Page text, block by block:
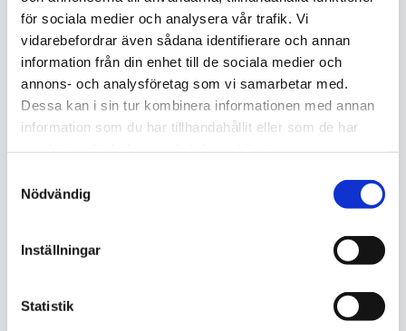
för sociala medier och analysera vår trafik. Vi
vidarebefordrar även sådana identifierare och annan
information från din enhet till de sociala medier och
annons- och analysföretag som vi samarbetar med.
Dessa kan i sin tur kombinera informationen med annan
information som du har tillhandahållit eller som de har
Nödvändig
Inställningar
Statistik
Kontorsstädning
En ren arbetsplats ökar trivseln och
produktiviteten. Vi skräddarsyr
städningen efter er verksamhet.